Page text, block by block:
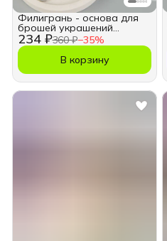
234 ₽360 ₽−35%
Филигрань - основа для
брошей украшений
рукоделия
В корзину